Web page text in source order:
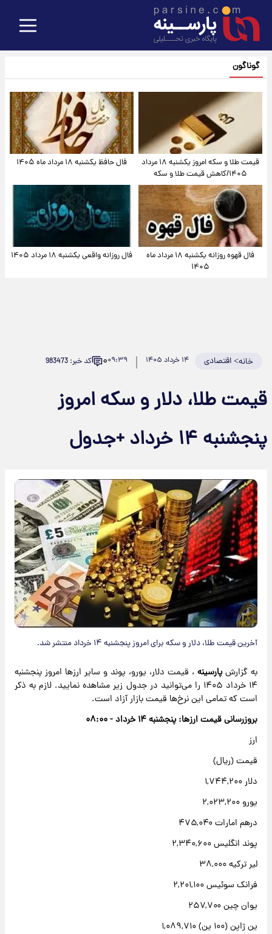
گوناگون
قیمت طلا و سکه امروز یکشنبه ۱۸ مرداد
۱۴۰۵/کاهش قیمت طلا و سکه
فال حافظ یکشنبه ۱۸ مرداد ماه ۱۴۰۵
فال قهوه روزانه یکشنبه ۱۸ مرداد ماه
۱۴۰۵
فال روزانه واقعی یکشنبه ۱۸ مرداد ۱۴۰۵
خانه>اقتصادی ۱۴ خرداد ۱۴۰۵ ۰۹:۳۹۰ کد خبر: 983473
قیمت طلا، دلار و سکه امروز
پنجشنبه ۱۴ خرداد +جدول
آخرین قیمت طلا، دلار و سکه برای امروز پنجشنبه ۱۴ خرداد منتشر شد.
به گزارشپارسینه ، قیمت دلار، یورو، پوند و سایر ارزها امروز پنجشنبه
۱۴ خرداد ۱۴۰۵ را می‌توانید در جدول زیر مشاهده نمایید. لازم به ذکر
است که تمامی این نرخ‌ها قیمت بازار آزاد است.
بروزرسانی قیمت ارزها: پنجشنبه ۱۴ خرداد - ۰۸:۰۰
ارز
قیمت (ریال)
دلار ۱,۷۴۴,۲۰۰
یورو ۲,۰۲۳,۲۰۰
درهم امارات ۴۷۵,۰۴۰
پوند انگلیس ۲,۳۴۰,۶۰۰
لیر ترکیه ۳۸,۰۰۰
فرانک سوئیس ۲,۲۰۱,۱۰۰
یوان چین ۲۵۷,۷۰۰
ین ژاپن (۱۰۰ ین) ۱,۰۸۹,۷۱۰